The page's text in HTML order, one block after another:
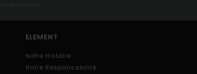
bienvenue
ELEMENT
Notre Histoire
Notre Responsabilité